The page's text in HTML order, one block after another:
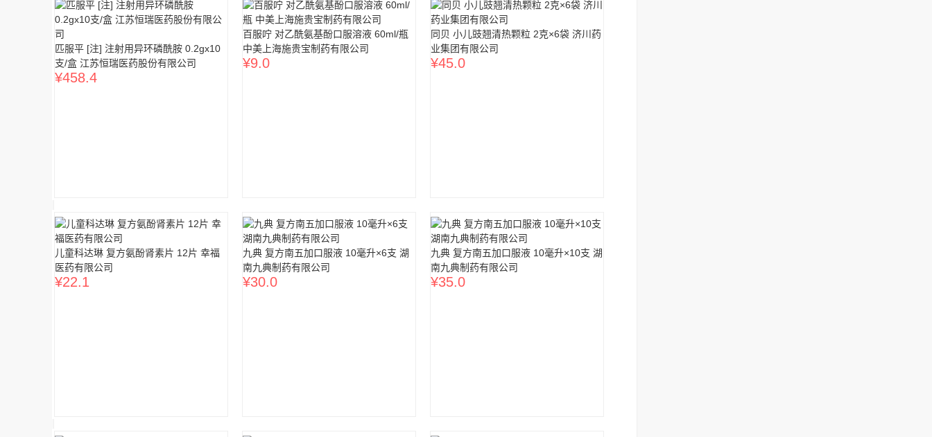
匹服平 [注] 注射用异环磷酰胺 0.2gx10
支/盒 江苏恒瑞医药股份有限公司
¥458.4
百服咛 对乙酰氨基酚口服溶液 60ml/瓶
中美上海施贵宝制药有限公司
¥9.0
同贝 小儿豉翘清热颗粒 2克×6袋 济川药
业集团有限公司
¥45.0
儿童科达琳 复方氨酚肾素片 12片 幸福
医药有限公司
¥22.1
九典 复方南五加口服液 10毫升×6支 湖
南九典制药有限公司
¥30.0
九典 复方南五加口服液 10毫升×10支 湖
南九典制药有限公司
¥35.0